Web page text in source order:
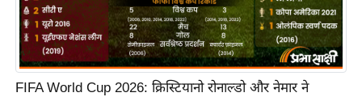
FIFA World Cup 2026: क्रिस्टियानो रोनाल्डो और नेमार ने